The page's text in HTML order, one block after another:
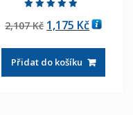
4.50
z 5
2,107Kč Původní
byla:
2,107 Kč
1,175 Kč
je:
1,175 Kč
Přidat do košíku